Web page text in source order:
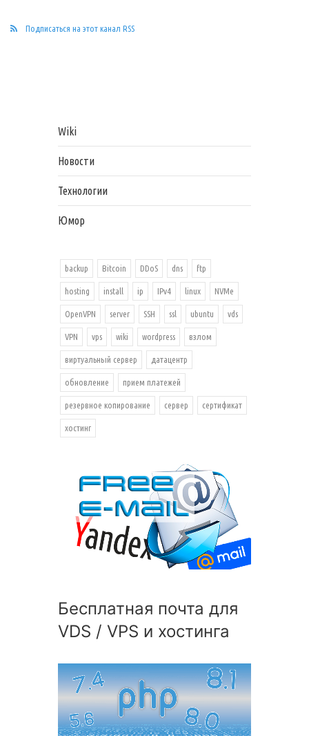
Подписаться на этот канал RSS
Wiki
Новости
Технологии
Юмор
backup Bitcoin DDoS dns ftp
hosting install ip IPv4 linux NVMe
OpenVPN server SSH ssl ubuntu vds
VPN vps wiki wordpress взлом
виртуальный сервер датацентр
обновление прием платежей
резервное копирование сервер сертификат
хостинг
Бесплатная почта для
VDS / VPS и хостинга